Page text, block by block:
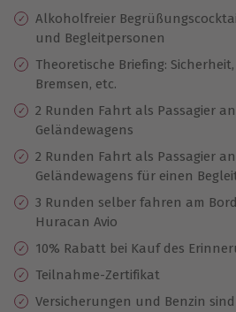
10 Jahre gültig &
Alkoholfreier
und Begleitpersonen
Theoretische Briefing:
Bremsen, etc.
2 Runden Fahrt als Passagier
Geländewagens
2 Runden Fahrt als Passagier
Geländewagens für einen
3 Runden selber fahren am
Huracan Avio
10% Rabatt bei Kauf des
Teilnahme-Zertifikat
Versicherungen und Benzin